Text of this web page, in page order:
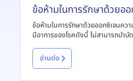
ข้อห้ามในการรักษาด้วยอ
ดันสูง Hyperbaric
(HBOT)
ข้อห้ามในการรักษาด้วยออกซิเจนค
มีอาการของโรคดังนี้ ไม่สามารถบำ
เรื้อรัง หรือโรคถุงลมโป่งพอง การติด
เม็ดเลือดแดงป่องตั้งแต่กำเนิด
อ่านต่อ